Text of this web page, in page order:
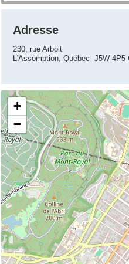
Adresse
230, rue Arboit
L'Assomption, Québec J5W 4P5
+
−